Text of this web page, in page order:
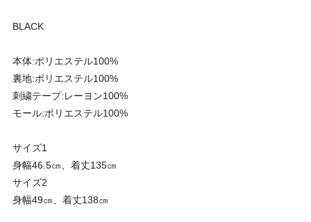
BLACK
本体:ポリエステル100%
裏地:ポリエステル100%
刺繍テープ:レーヨン100%
モール:ポリエステル100%
サイズ1
身幅46.5㎝、着丈135㎝
サイズ2
身幅49㎝、着丈138㎝